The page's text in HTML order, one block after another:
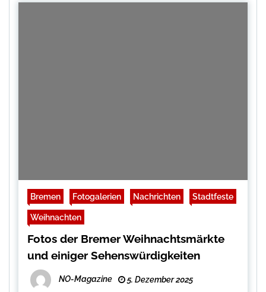
Bremen Fotogalerien Nachrichten Stadtfeste
Weihnachten
Fotos der Bremer Weihnachtsmärkte
und einiger Sehenswürdigkeiten
NO-Magazine 5. Dezember 2025